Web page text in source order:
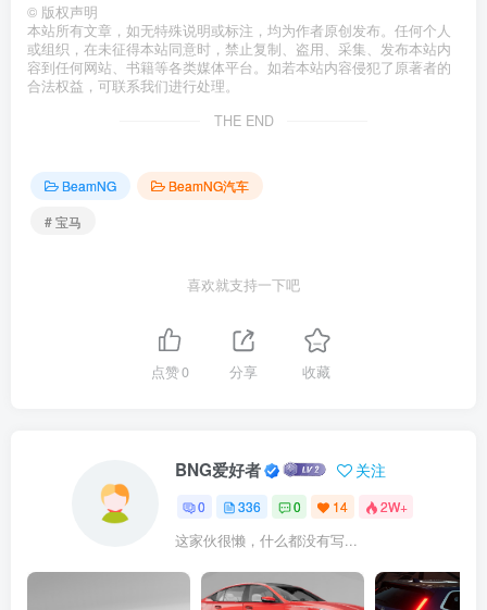
© 版权声明
本站所有文章，如无特殊说明或标注，均为作者原创发布。任何个人
或组织，在未征得本站同意时，禁止复制、盗用、采集、发布本站内
容到任何网站、书籍等各类媒体平台。如若本站内容侵犯了原著者的
合法权益，可联系我们进行处理。
THE END
BeamNG
BeamNG汽车
# 宝马
喜欢就支持一下吧
点赞0 分享 收藏
BNG爱好者 关注
0 336 0 14 2W+
这家伙很懒，什么都没有写...